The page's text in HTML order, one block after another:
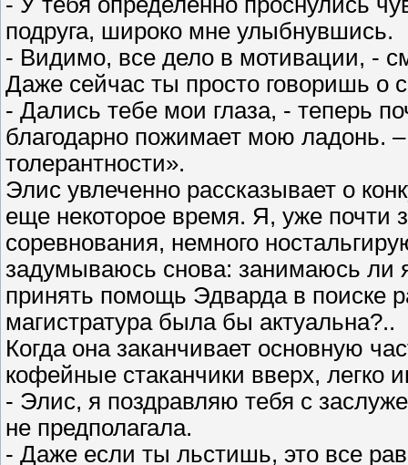
подруга, широко мне улыбнувшись.
- Видимо, все дело в мотивации, -
Даже сейчас ты просто говоришь о
- Дались тебе мои глаза, - теперь
благодарно пожимает мою ладонь.
толерантности».
Элис увлеченно рассказывает о
еще некоторое время. Я, уже почти
соревнования, немного
задумываюсь снова: занимаюсь ли
принять помощь Эдварда в поиске
магистратура была бы актуальна?..
Когда она заканчивает основную
кофейные стаканчики вверх, легко
- Элис, я поздравляю тебя с
не предполагала.
- Даже если ты льстишь, это все